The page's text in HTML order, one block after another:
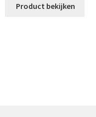
Product bekijken